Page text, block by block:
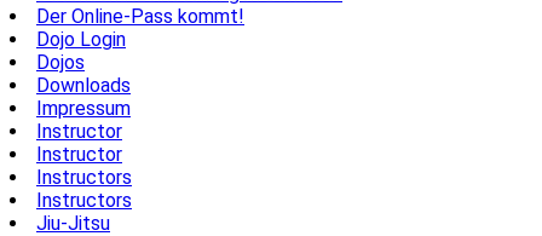
Der Online-Pass kommt!
Dojo Login
Dojos
Downloads
Impressum
Instructor
Instructor
Instructors
Instructors
Jiu-Jitsu